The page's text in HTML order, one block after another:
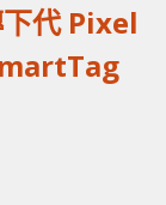
代 Pixel